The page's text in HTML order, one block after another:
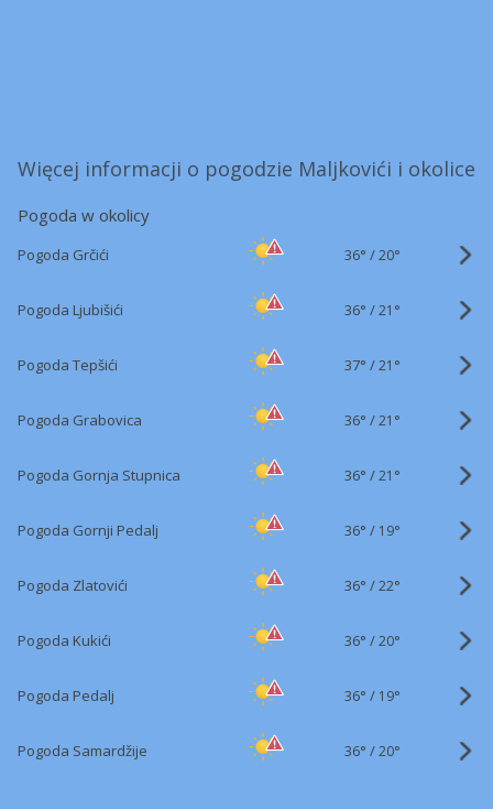
Więcej informacji o pogodzie Maljkovići i okolice
Pogoda w okolicy
Pogoda Grčići 36° /20°
Pogoda Ljubišići 36° /21°
Pogoda Tepšići 37° /21°
Pogoda Grabovica 36° /21°
Pogoda Gornja Stupnica 36° /21°
Pogoda Gornji Pedalj 36° / 19°
Pogoda Zlatovići 36° /22°
Pogoda Kukići 36° /20°
Pogoda Pedalj 36° / 19°
Pogoda Samardžije 36° /20°